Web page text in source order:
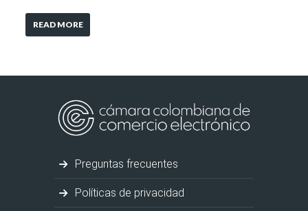
READ MORE
Preguntas frecuentes
Políticas de privacidad